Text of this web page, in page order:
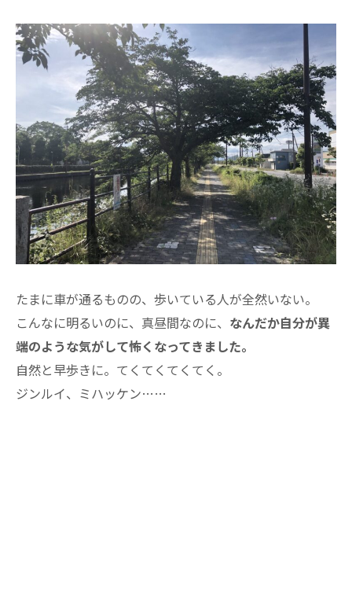
たまに車が通るものの、歩いている人が全然いない。
こんなに明るいのに、真昼間なのに、 なんだか自分が異
端のような気がして怖くなってきました。
自然と早歩きに。てくてくてくてく。
ジンルイ、ミハッケン……